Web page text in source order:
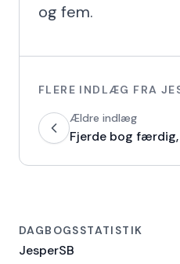
og fem.
FLERE INDLÆG FRA
Ældre indlæg
Fjerde bog
DAGBOGSSTATISTIK
JesperSB